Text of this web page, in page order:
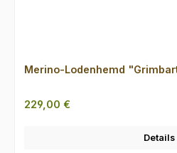
Merino-Lodenhemd
Regulärer Preis:
229,00 €
Details